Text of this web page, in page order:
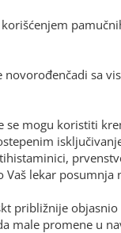
novorođenčadi sa
se mogu koristiti
lekar
približnije
male promene u